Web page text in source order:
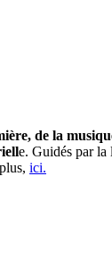
de la
e. Guidés par la
ici.